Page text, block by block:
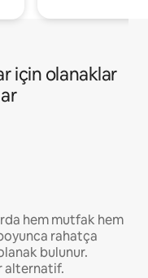
için olanaklar
hem mutfak hem
rahatça
bulunur.
alternatif.